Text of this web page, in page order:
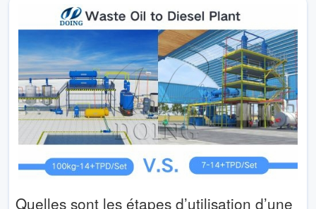
Quelles sont les étapes d’utilisation d’une